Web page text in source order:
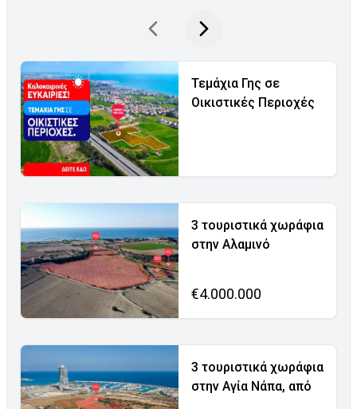
Τεμάχια Γης σε
Οικιστικές Περιοχές
3 τουριστικά χωράφια
στην Αλαμινό
€4.000.000
3 τουριστικά χωράφια
στην Αγία Νάπα, από